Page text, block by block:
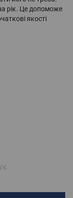
рік. Це допоможе
якості